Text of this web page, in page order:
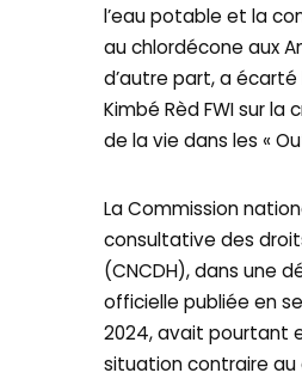
l’eau potable et la
au chlordécone aux
d’autre part, a
Kimbé Rèd FWI sur la
de la vie dans les «
La Commission
consultative des
(CNCDH), dans une
officielle publiée en
2024, avait pourtant
situation contraire au